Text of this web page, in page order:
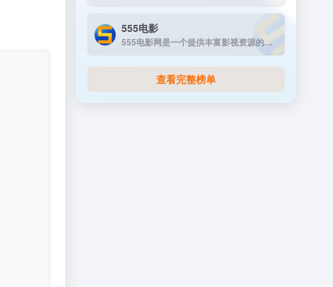
555电影
555电影网是一个提供丰富影视资源的在线观看平台，致力于为用户提供高清、无广告的观影体验。该网站涵盖多种类型的影视内容，包括电影、电视剧、动漫、综艺等，满足不同观众的需求。
查看完整榜单